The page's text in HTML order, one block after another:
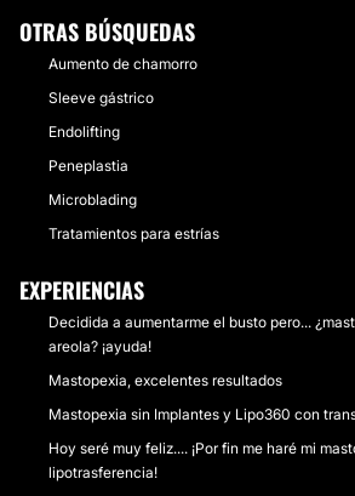
OTRAS BÚSQUEDAS
Aumento de chamorro
Sleeve gástrico
Endolifting
Peneplastia
Microblading
Tratamientos para estrías
EXPERIENCIAS
Decidida a aumentarme el busto pero...
areola? ¡ayuda!
Mastopexia, excelentes resultados
Mastopexia sin Implantes y Lipo360 con
Hoy seré muy feliz.... ¡Por fin me haré mi
lipotrasferencia!